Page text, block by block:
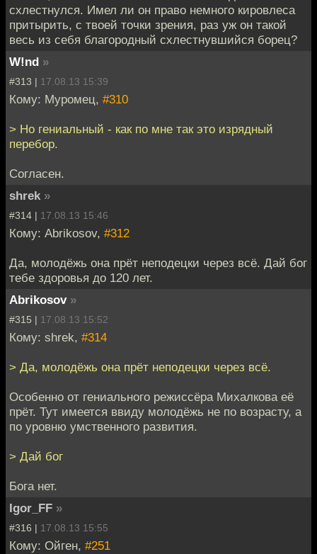
схлестнулся. Имел ли он право немного кировлеса
притырить, с твоей точки зрения, раз уж он такой
весь из себя благородный схлестнувшийся борец?
W!nd »
#313 | 17.08.13 15:39
Кому: Муромец, #310
> Но гениальный - как по мне так это изрядный
перебор.
Согласен.
shrek »
#314 | 17.08.13 15:46
Кому: Abrikosov, #312
Да, молодёжь она прёт неподецки через всё. Дай бог
тебе здоровья до 120 лет.
Abrikosov »
#315 | 17.08.13 15:52
Кому: shrek, #314
> Да, молодёжь она прёт неподецки через всё.
Особенно от гениального режиссёра Михалкова её
прёт. Тут имеется ввиду молодёжь не по возрасту, а
по уровню умственного развития.
> Дай бог
Бога нет.
Igor_FF »
#316 | 17.08.13 15:55
Кому: Ойген, #251